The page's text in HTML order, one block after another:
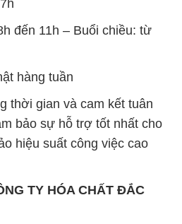
bảo sự hỗ trợ tốt nhất cho
hiệu suất công việc cao
TY HÓA CHẤT ĐẮC
lộ 1A, Phường Bình Trị
Sài Gòn TP. Hồ Chí